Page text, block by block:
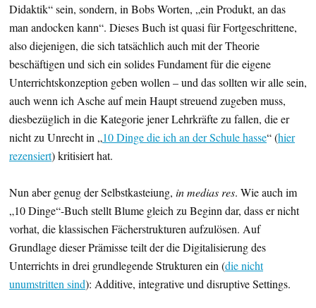
Didaktik“ sein, sondern, in Bobs Worten, „ein Produkt, an das
man andocken kann“. Dieses Buch ist quasi für Fortgeschrittene,
also diejenigen, die sich tatsächlich auch mit der Theorie
beschäftigen und sich ein solides Fundament für die eigene
Unterrichtskonzeption geben wollen – und das sollten wir alle sein,
auch wenn ich Asche auf mein Haupt streuend zugeben muss,
diesbezüglich in die Kategorie jener Lehrkräfte zu fallen, die er
nicht zu Unrecht in „10 Dinge die ich an der Schule hasse“ (hier
rezensiert) kritisiert hat.
Nun aber genug der Selbstkasteiung, in medias res. Wie auch im
„10 Dinge“-Buch stellt Blume gleich zu Beginn dar, dass er nicht
vorhat, die klassischen Fächerstrukturen aufzulösen. Auf
Grundlage dieser Prämisse teilt der die Digitalisierung des
Unterrichts in drei grundlegende Strukturen ein (die nicht
unumstritten sind): Additive, integrative und disruptive Settings.